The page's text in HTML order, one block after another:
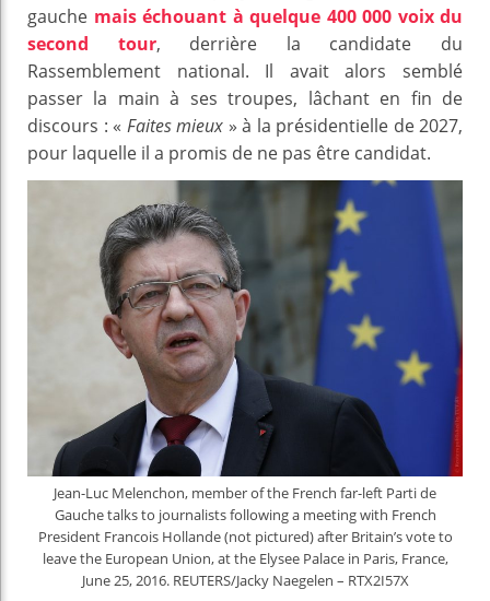
gauche mais échouant à quelque 400 000 voix du
second tour, derrière la candidate du
Rassemblement national. Il avait alors semblé
passer la main à ses troupes, lâchant en fin de
discours : « Faites mieux » à la présidentielle de 2027,
pour laquelle il a promis de ne pas être candidat.
Jean-Luc Melenchon, member of the French far-left Parti de
Gauche talks to journalists following a meeting with French
President Francois Hollande (not pictured) after Britain’s vote to
leave the European Union, at the Elysee Palace in Paris, France,
June 25, 2016. REUTERS/Jacky Naegelen – RTX2I57X